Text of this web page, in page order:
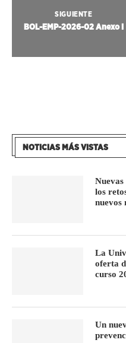
SIGUIENTE
BOL-EMP-2026-02 Anexo I
NOTICIAS MÁS VISTAS
los
nuevos
La
oferta
curso
Un